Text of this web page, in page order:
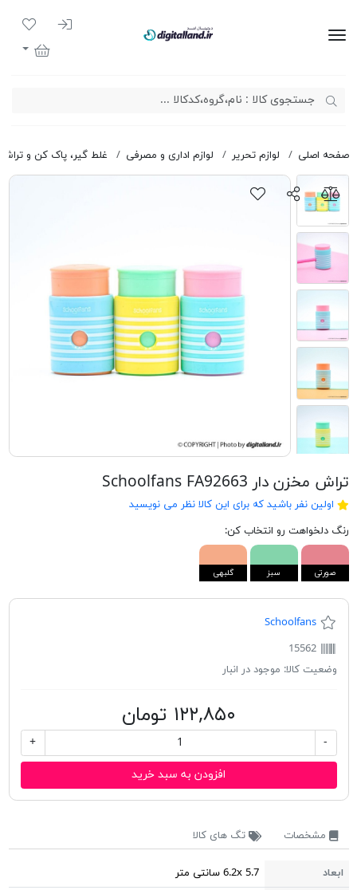
ورود به
لیست
سبد خرید
صفحه اصلی لوازم تحریر لوازم اداری و مصرفی غلط گیر، پاک کن و تراش
تراش مخزن دار Schoolfans FA92663
اولین نفر باشید که برای این کالا نظر می نویسید
رنگ دلخواهت رو انتخاب کن:
صورتی سبز گلبهی
Schoolfans
15562
وضعیت کالا: موجود در انبار
۱۲۲,۸۵۰ تومان
-
+
افزودن به سبد خرید
مشخصات تگ های کالا
ابعاد
6.2x 5.7 سانتی متر